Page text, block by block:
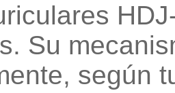
Su
según